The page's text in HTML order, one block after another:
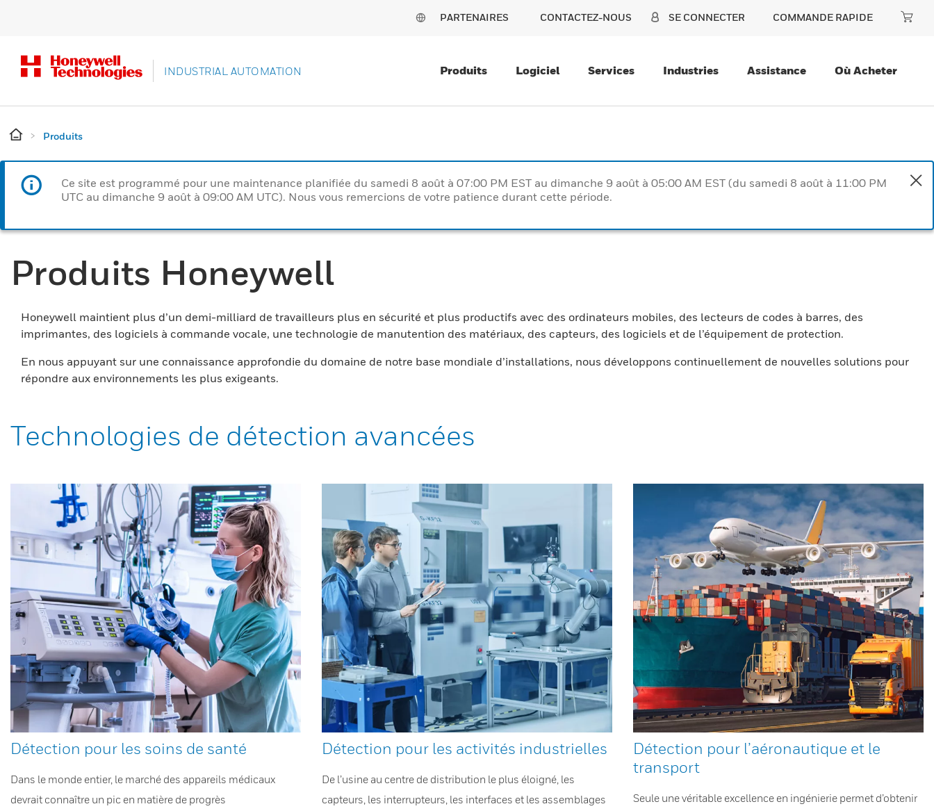
PARTENAIRES CONTACTEZ-NOUS SE CONNECTER COMMANDE RAPIDE
INDUSTRIAL AUTOMATION Produits Logiciel Services Industries Assistance Où Acheter
Produits
Ce site est programmé pour une maintenance planifiée du samedi 8 août à 07:00 PM EST au dimanche 9 août à 05:00 AM EST (du samedi 8 août à 11:00 PM
UTC au dimanche 9 août à 09:00 AM UTC). Nous vous remercions de votre patience durant cette période.
Produits Honeywell
Honeywell maintient plus d’un demi-milliard de travailleurs plus en sécurité et plus productifs avec des ordinateurs mobiles, des lecteurs de codes à barres, des
imprimantes, des logiciels à commande vocale, une technologie de manutention des matériaux, des capteurs, des logiciels et de l’équipement de protection.
En nous appuyant sur une connaissance approfondie du domaine de notre base mondiale d’installations, nous développons continuellement de nouvelles solutions pour
répondre aux environnements les plus exigeants.
Technologies de détection avancées
Détection pour les soins de santé
Dans le monde entier, le marché des appareils médicaux
devrait connaître un pic en matière de progrès
Détection pour les activités industrielles
De l’usine au centre de distribution le plus éloigné, les
capteurs, les interrupteurs, les interfaces et les assemblages
Détection pour l’aéronautique et le
transport
Seule une véritable excellence en ingénierie permet d’obtenir